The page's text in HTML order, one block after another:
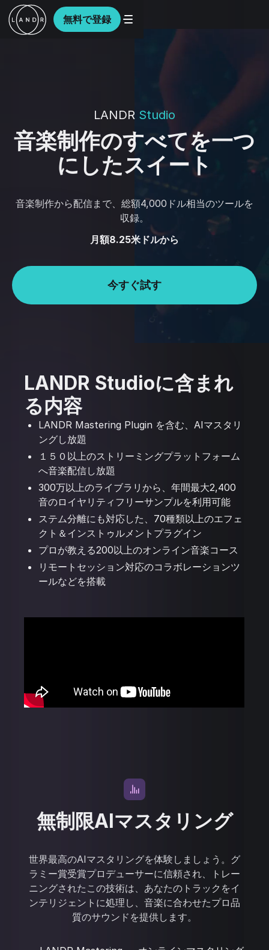
無料で登録
LANDR Studio
音楽制作のすべてを一つ
にしたスイート
音楽制作から配信まで、総額4,000ドル相当のツールを
収録。
月額8.25米ドルから
今すぐ試す
LANDR Studioに含まれ
る内容
LANDR Mastering Plugin を含む、AIマスタリ
ングし放題
１５０以上のストリーミングプラットフォーム
へ音楽配信し放題
300万以上のライブラリから、年間最大2,400
音のロイヤリティフリーサンプルを利用可能
ステム分離にも対応した、70種類以上のエフェ
クト＆インストゥルメントプラグイン
プロが教える200以上のオンライン音楽コース
リモートセッション対応のコラボレーションツ
ールなどを搭載
無制限AIマスタリング
世界最高のAIマスタリングを体験しましょう。グ
ラミー賞受賞プロデューサーに信頼され、トレー
ニングされたこの技術は、あなたのトラックをイ
ンテリジェントに処理し、音楽に合わせたプロ品
質のサウンドを提供します。